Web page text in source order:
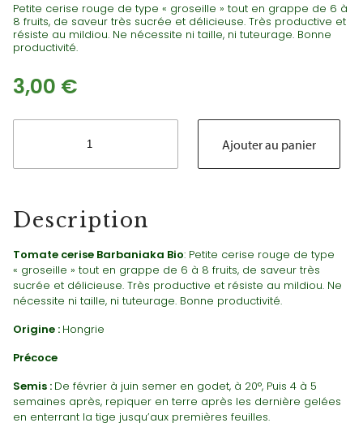
Petite cerise rouge de type « groseille » tout en grappe de 6 à
8 fruits, de saveur très sucrée et délicieuse. Très productive et
résiste au mildiou. Ne nécessite ni taille, ni tuteurage. Bonne
productivité.
3,00 €
quantité
cerise
Ajouter au panier
Description
Tomate cerise Barbaniaka Bio: Petite cerise rouge de type
« groseille » tout en grappe de 6 à 8 fruits, de saveur très
sucrée et délicieuse. Très productive et résiste au mildiou. Ne
nécessite ni taille, ni tuteurage. Bonne productivité.
Origine : Hongrie
Précoce
Semis : De février à juin semer en godet, à 20°, Puis 4 à 5
semaines après, repiquer en terre après les dernière gelées
en enterrant la tige jusqu’aux premières feuilles.